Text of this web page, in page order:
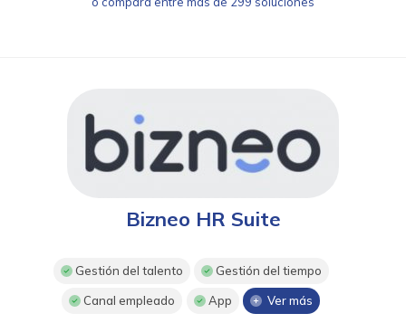
Bizneo HR Suite
Gestión del talento Gestión del tiempo
Canal empleado App Ver más